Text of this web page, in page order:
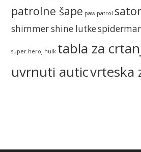
patrolne šape paw patrol
shimmer shine lutke
super heroj hulk tabla za
uvrnuti auticvrteska